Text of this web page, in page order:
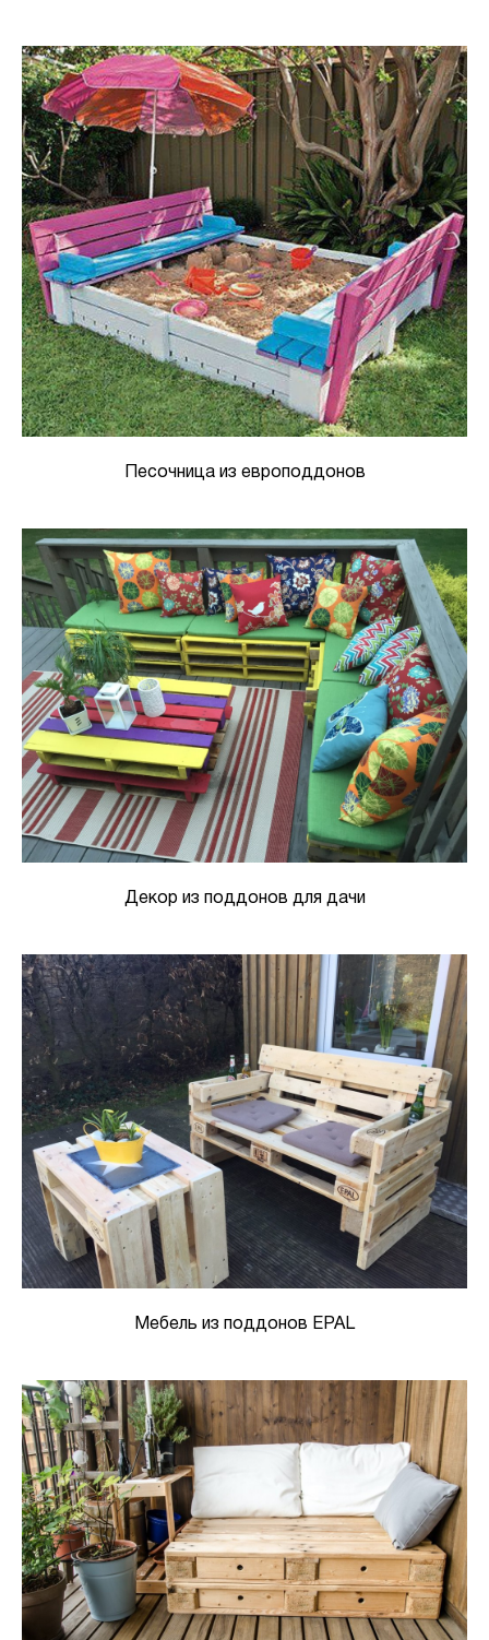
Песочница из европоддонов
Декор из поддонов для дачи
Мебель из поддонов EPAL